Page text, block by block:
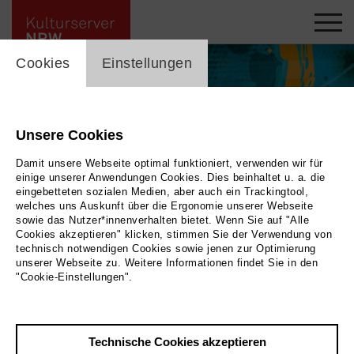
Winterfest der Offenen Jazz Haus Schule © Ute Bülow
cookie_layer
Cookies Einstellungen
Unsere Cookies
Damit unsere Webseite optimal funktioniert, verwenden wir für
einige unserer Anwendungen Cookies. Dies beinhaltet u. a. die
eingebetteten sozialen Medien, aber auch ein Trackingtool,
welches uns Auskunft über die Ergonomie unserer Webseite
sowie das Nutzer*innenverhalten bietet. Wenn Sie auf "Alle
Cookies akzeptieren" klicken, stimmen Sie der Verwendung von
technisch notwendigen Cookies sowie jenen zur Optimierung
unserer Webseite zu. Weitere Informationen findet Sie in den
"Cookie-Einstellungen".
Technische Cookies akzeptieren